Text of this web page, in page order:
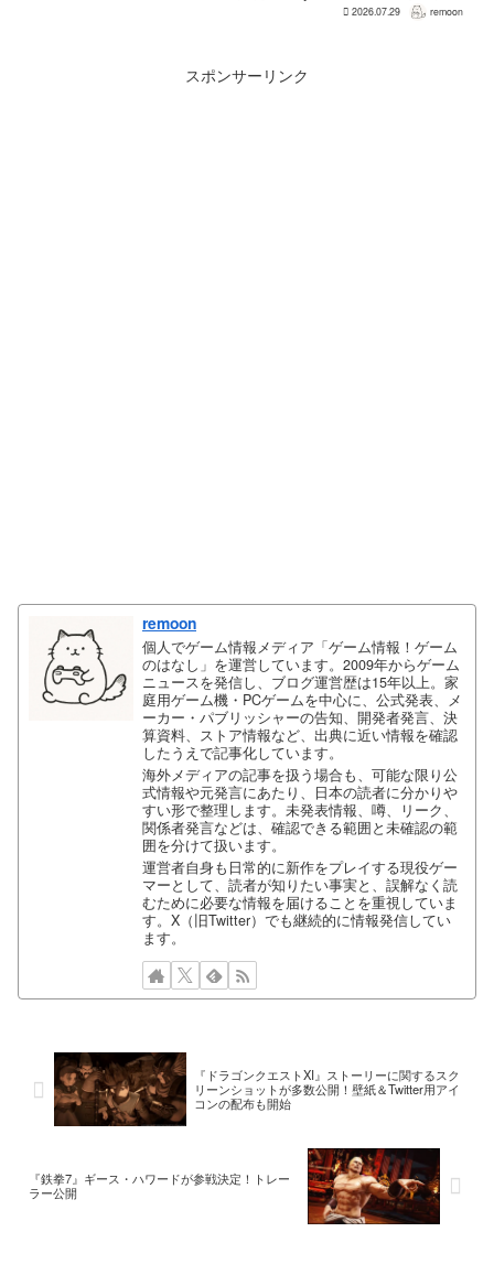
イとして『Dying Light 2 Stay Human:
2026.07.29 remoon
スポンサーリンク
remoon
個人でゲーム情報メディア「ゲーム情報！ゲーム
のはなし」を運営しています。2009年からゲーム
ニュースを発信し、ブログ運営歴は15年以上。家
庭用ゲーム機・PCゲームを中心に、公式発表、メ
ーカー・パブリッシャーの告知、開発者発言、決
算資料、ストア情報など、出典に近い情報を確認
したうえで記事化しています。
海外メディアの記事を扱う場合も、可能な限り公
式情報や元発言にあたり、日本の読者に分かりや
すい形で整理します。未発表情報、噂、リーク、
関係者発言などは、確認できる範囲と未確認の範
囲を分けて扱います。
運営者自身も日常的に新作をプレイする現役ゲー
マーとして、読者が知りたい事実と、誤解なく読
むために必要な情報を届けることを重視していま
す。X（旧Twitter）でも継続的に情報発信してい
ます。
『ドラゴンクエストXI』ストーリーに関するスク
リーンショットが多数公開！壁紙＆Twitter用アイ
コンの配布も開始
『鉄拳7』ギース・ハワードが参戦決定！トレー
ラー公開